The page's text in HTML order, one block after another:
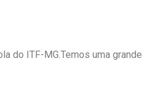
do ITF-MG.Temos uma grande